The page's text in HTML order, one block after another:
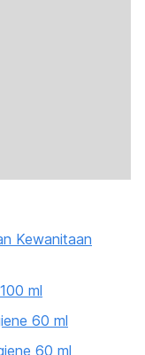
Kewanitaan
ml
60 ml
60 ml